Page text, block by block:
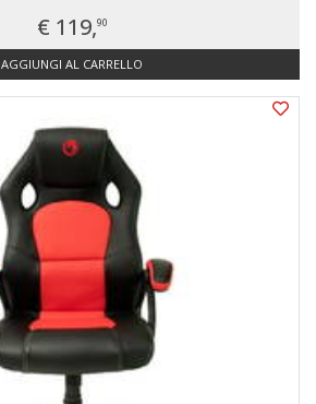
€ 119,90
AGGIUNGI AL CARRELLO